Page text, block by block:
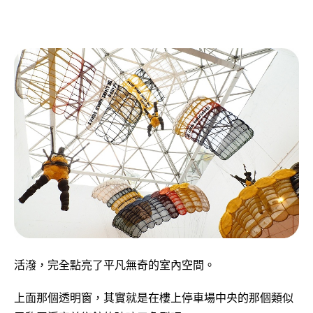
活潑，完全點亮了平凡無奇的室內空間。
上面那個透明窗，其實就是在樓上停車場中央的那個類似